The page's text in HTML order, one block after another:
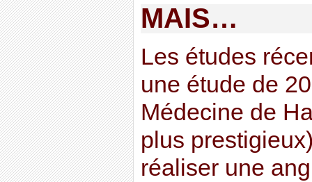
MAIS…
Les études
une étude de
Médecine de
plus
réaliser une